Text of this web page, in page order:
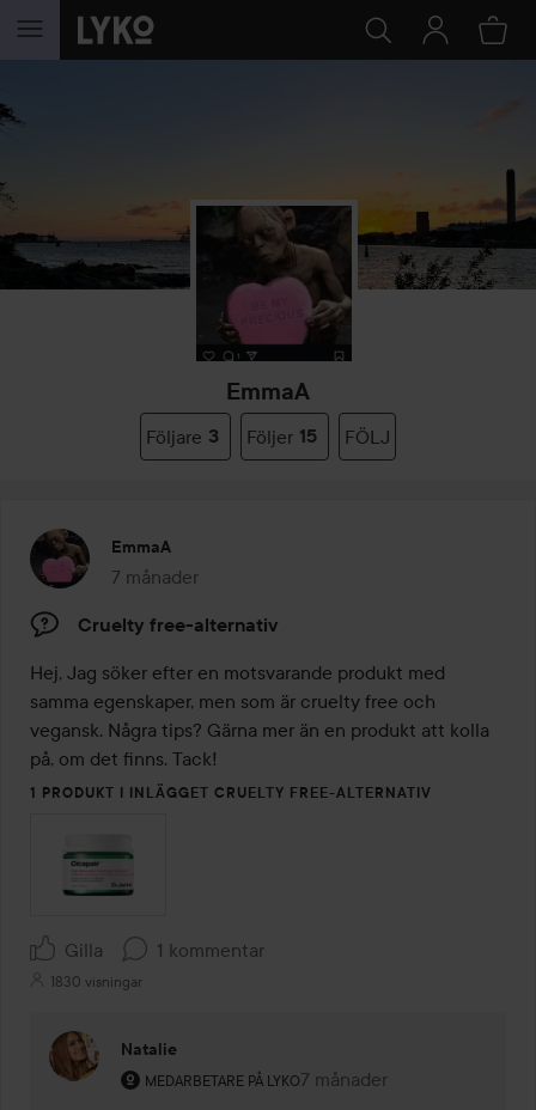
HOPPA TILL INNEHÅLLET
EmmaA
Följare 3 Följer 15 FÖLJ
EmmaA
7 månader
Inlägget skapades 7 månader
Cruelty free-alternativ
Hej, Jag söker efter en motsvarande produkt med
samma egenskaper, men som är cruelty free och
vegansk. Några tips? Gärna mer än en produkt att kolla
på, om det finns. Tack!
1 PRODUKT I INLÄGGET CRUELTY FREE-ALTERNATIV
Gilla 1 kommentar
1830 visningar
Natalie
MEDARBETARE PÅ LYKO
Användarens roll: Medarbetare på Lyko.
7 månader
Kommentaren lades 7